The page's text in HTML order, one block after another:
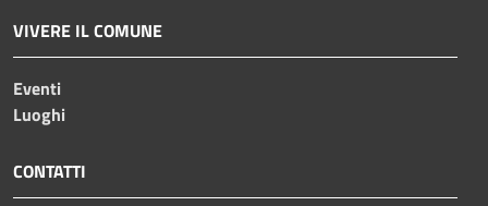
VIVERE IL COMUNE
Eventi
Luoghi
CONTATTI